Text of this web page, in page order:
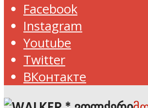
Facebook
Instagram
Youtube
Twitter
ВКонтакте